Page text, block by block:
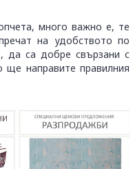
много важно е, те
на удобството по
да са добре свързани с
ще направите правилния